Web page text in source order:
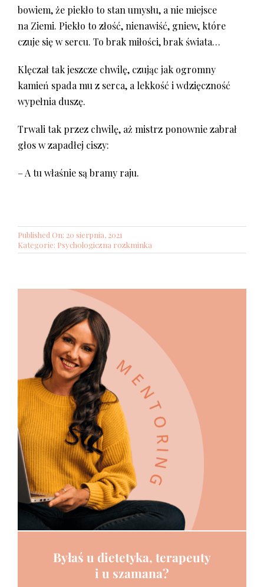
bowiem, że piekło to stan umysłu, a nie miejsce
na Ziemi. Piekło to złość, nienawiść, gniew, które
czuje się w sercu. To brak miłości, brak świata…
Klęczał tak jeszcze chwilę, czując jak ogromny
kamień spada mu z serca, a lekkość i wdzięczność
wypełnia duszę.
Trwali tak przez chwilę, aż mistrz ponownie zabrał
głos w zapadłej ciszy:
– A tu właśnie są bramy raju.
Published On: 20 sierpnia, 2021
Kategorie: Psychologiczna rozkminka
Byłaś u dietetyka, terapeuty
i u szamana?